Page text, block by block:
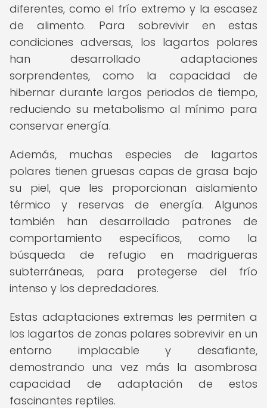
diferentes, como el frío extremo y la escasez
de alimento. Para sobrevivir en estas
condiciones adversas, los lagartos polares
han desarrollado adaptaciones
sorprendentes, como la capacidad de
hibernar durante largos periodos de tiempo,
reduciendo su metabolismo al mínimo para
conservar energía.
Además, muchas especies de lagartos
polares tienen gruesas capas de grasa bajo
su piel, que les proporcionan aislamiento
térmico y reservas de energía. Algunos
también han desarrollado patrones de
comportamiento específicos, como la
búsqueda de refugio en madrigueras
subterráneas, para protegerse del frío
intenso y los depredadores.
Estas adaptaciones extremas les permiten a
los lagartos de zonas polares sobrevivir en un
entorno implacable y desafiante,
demostrando una vez más la asombrosa
capacidad de adaptación de estos
fascinantes reptiles.